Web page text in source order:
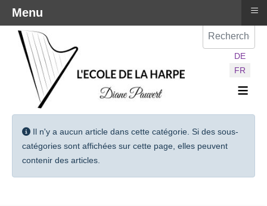
Sélectionnez
DE
FR
≡
Information
Il n'y a aucun article dans cette catégorie. Si des sous-
catégories sont affichées sur cette page, elles peuvent
contenir des articles.
Menu ≡